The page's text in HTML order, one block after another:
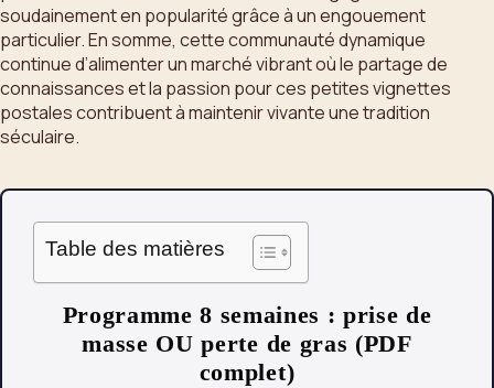
soudainement en popularité grâce à un engouement
particulier. En somme, cette communauté dynamique
continue d’alimenter un marché vibrant où le partage de
connaissances et la passion pour ces petites vignettes
postales contribuent à maintenir vivante une tradition
séculaire.
Table des matières
Programme 8 semaines : prise de
masse OU perte de gras (PDF
complet)